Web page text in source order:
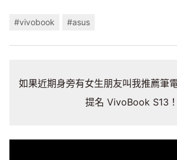
#vivobook #asus
如果近期身旁有女生朋友叫我推薦筆
提名 VivoBook S13！